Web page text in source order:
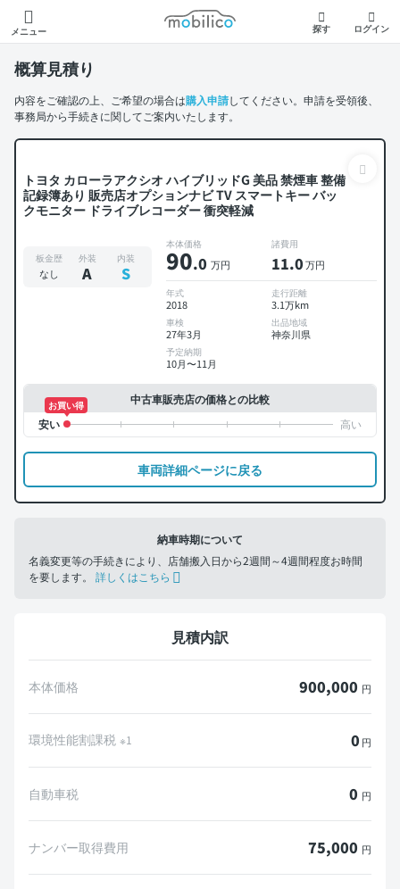
メニュー
モビリコ
探す ログイン
概算見積り
内容をご確認の上、ご希望の場合は購入申請してください。申請を受領後、
事務局から手続きに関してご案内いたします。
トヨタ カローラアクシオ ハイブリッドG 美品 禁煙車 整備
記録簿あり 販売店オプションナビ TV スマートキー バッ
クモニター ドライブレコーダー 衝突軽減
板金歴
なし
外装
A
内装
S
本体価格
90.0 万円
諸費用
11.0万円
年式
2018
走行距離
3.1万km
車検
27年3月
出品地域
神奈川県
予定納期
10月〜11月
中古車販売店の価格との比較
お買い得
車両詳細ページに戻る
納車時期について
名義変更等の手続きにより、店舗搬入日から2週間～4週間程度お時間
を要します。 詳しくはこちら
見積内訳
本体価格 900,000 円
環境性能割課税 ※1 0 円
自動車税 0 円
ナンバー取得費用 75,000 円